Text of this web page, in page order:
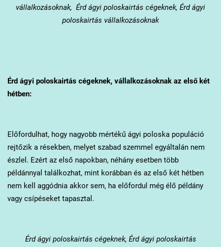
vállalkozásoknak, Érd ágyi poloskairtás cégeknek, Érd ágyi
poloskairtás vállalkozásoknak
Érdágyi poloskairtás cégeknek, vállalkozásoknak az első két
hétben:
Előfordulhat, hogy nagyobb mértékű ágyi poloska populáció
rejtőzik a résekben, melyet szabad szemmel egyáltalán nem
észlel. Ezért az első napokban, néhány esetben több
példánnyal találkozhat, mint korábban és az első két hétben
nem kell aggódnia akkor sem, ha előfordul még élő példány
vagy csípéseket tapasztal.
Érdágyi poloskairtás cégeknek, Érd ágyi poloskairtás